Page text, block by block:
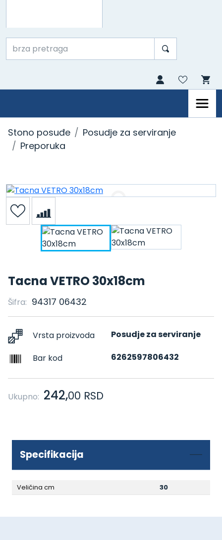
Stono posuđe
Posudje za serviranje
Preporuka
Tacna VETRO 30x18cm
Šifra: 94317 06432
Vrsta proizvoda Posudje za serviranje
Bar kod 6262597806432
Ukupno: 242,00 RSD
Specifikacija
Veličina cm 30